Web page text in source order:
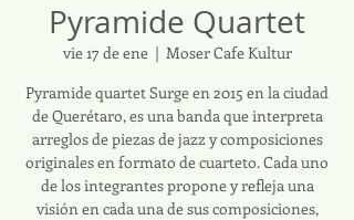
Pyramide Quartet
vie 17 de ene
  |
Moser Cafe Kultur
Pyramide quartet Surge en 2015 en la ciudad
de Querétaro, es una banda que interpreta
arreglos de piezas de jazz y composiciones
originales en formato de cuarteto. Cada uno
de los integrantes propone y refleja una
visión en cada una de sus composiciones,